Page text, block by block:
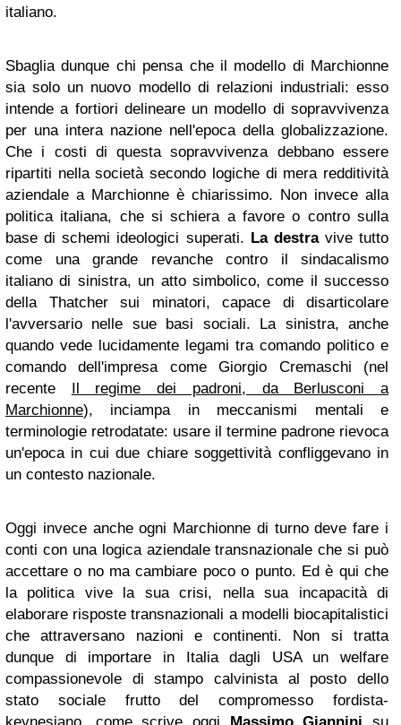
italiano.
Sbaglia dunque chi pensa che il modello di Marchionne
sia solo un nuovo modello di relazioni industriali: esso
intende a fortiori delineare un modello di sopravvivenza
per una intera nazione nell'epoca della globalizzazione.
Che i costi di questa sopravvivenza debbano essere
ripartiti nella società secondo logiche di mera redditività
aziendale a Marchionne è chiarissimo. Non invece alla
politica italiana, che si schiera a favore o contro sulla
base di schemi ideologici superati. La destravive tutto
come una grande revanche contro il sindacalismo
italiano di sinistra, un atto simbolico, come il successo
della Thatcher sui minatori, capace di disarticolare
l'avversario nelle sue basi sociali. La sinistra, anche
quando vede lucidamente legami tra comando politico e
comando dell'impresa come Giorgio Cremaschi (nel
recente Il regime dei padroni, da Berlusconi a
Marchionne), inciampa in meccanismi mentali e
terminologie retrodatate: usare il termine padrone rievoca
un'epoca in cui due chiare soggettività confliggevano in
un contesto nazionale.
Oggi invece anche ogni Marchionne di turno deve fare i
conti con una logica aziendale transnazionale che si può
accettare o no ma cambiare poco o punto. Ed è qui che
la politica vive la sua crisi, nella sua incapacità di
elaborare risposte transnazionali a modelli biocapitalistici
che attraversano nazioni e continenti. Non si tratta
dunque di importare in Italia dagli USA un welfare
compassionevole di stampo calvinista al posto dello
stato sociale frutto del compromesso fordista-